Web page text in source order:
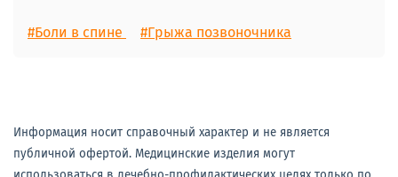
#Боли в спине #Грыжа позвоночника
Информация носит справочный характер и не является
публичной офертой. Медицинские изделия могут